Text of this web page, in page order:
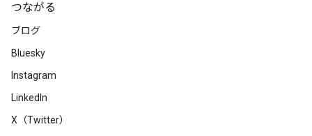
つながる
ブログ
Bluesky
Instagram
LinkedIn
X（Twitter）